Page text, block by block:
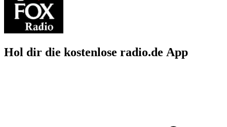
Hol dir die kostenlose radio.de App